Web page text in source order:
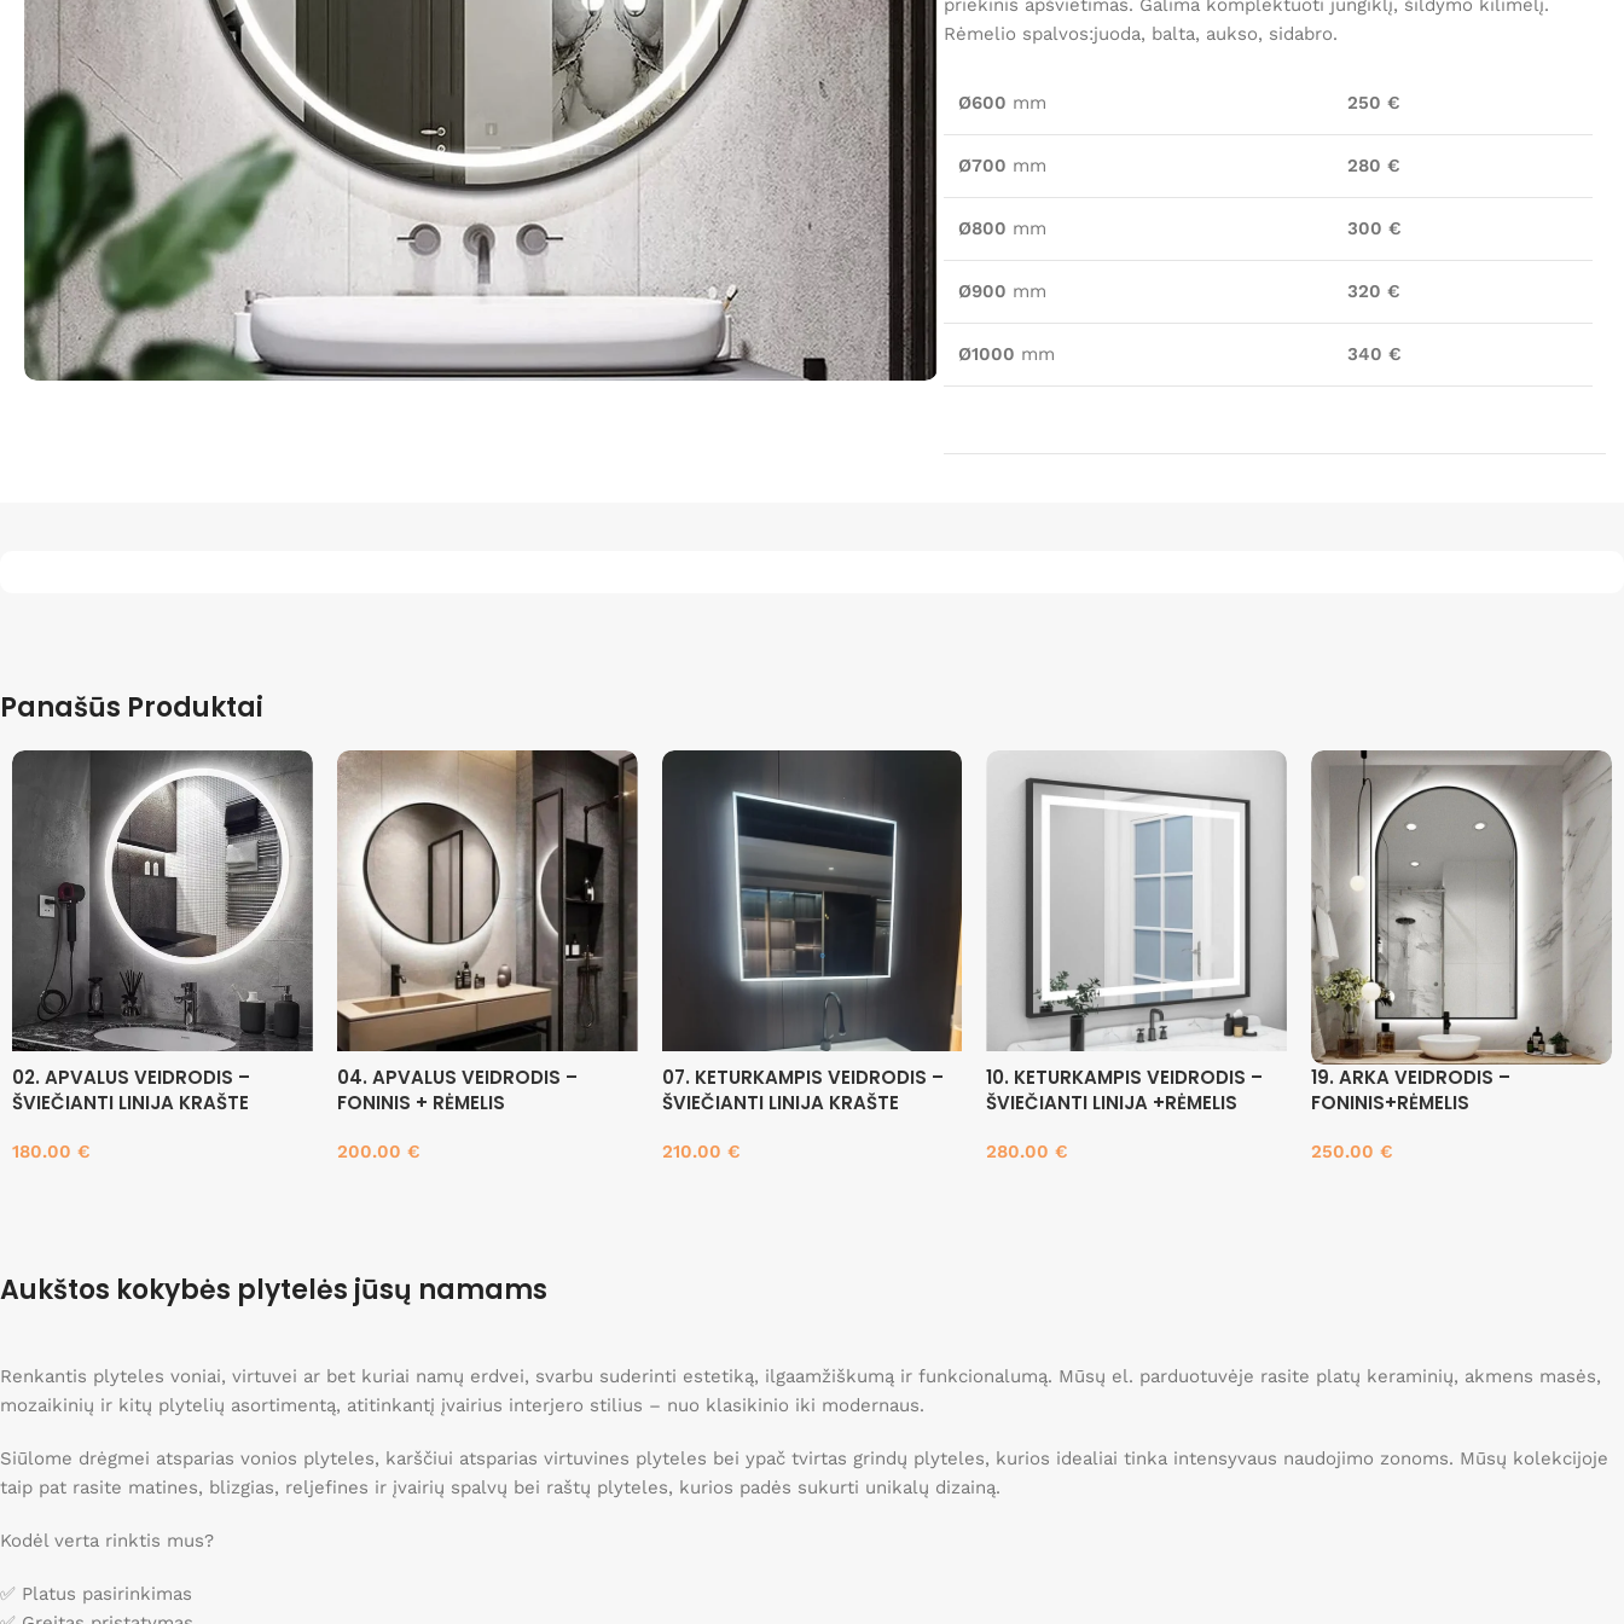
priekinis apšvietimas. Galima komplektuoti jungiklį, šildymo kilimėlį.
Rėmelio spalvos:juoda, balta, aukso, sidabro.
Ø600 mm 250€
Ø700 mm 280 €
Ø800 mm 300 €
Ø900 mm 320€
Ø1000 mm 340€
Panašūs Produktai
02. APVALUS VEIDRODIS –
ŠVIEČIANTI LINIJA KRAŠTE
180.00 €
04. APVALUS VEIDRODIS –
FONINIS + RĖMELIS
200.00 €
07. KETURKAMPIS VEIDRODIS –
ŠVIEČIANTI LINIJA KRAŠTE
210.00 €
10. KETURKAMPIS VEIDRODIS –
ŠVIEČIANTI LINIJA +RĖMELIS
280.00€
19. ARKA VEIDRODIS –
FONINIS+RĖMELIS
250.00€
Aukštos kokybės plytelės jūsų namams
Renkantis plyteles voniai, virtuvei ar bet kuriai namų erdvei, svarbu suderinti estetiką, ilgaamžiškumą ir funkcionalumą. Mūsų el. parduotuvėje rasite platų keraminių, akmens masės,
mozaikinių ir kitų plytelių asortimentą, atitinkantį įvairius interjero stilius – nuo klasikinio iki modernaus.
Siūlome drėgmei atsparias vonios plyteles, karščiui atsparias virtuvines plyteles bei ypač tvirtas grindų plyteles, kurios idealiai tinka intensyvaus naudojimo zonoms. Mūsų kolekcijoje
taip pat rasite matines, blizgias, reljefines ir įvairių spalvų bei raštų plyteles, kurios padės sukurti unikalų dizainą.
Kodėl verta rinktis mus?
✅ Platus pasirinkimas